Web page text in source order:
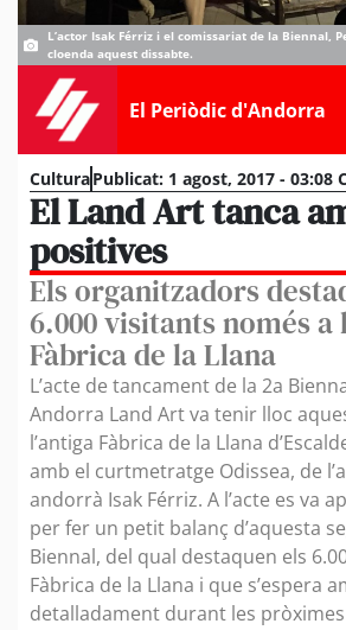
L’actor Isak Férriz i el comissariat de la Biennal,
cloenda aquest dissabte.
El Periòdic d'Andorra
CulturaPublicat: 1 agost, 2017 - 03:08
El Land Art tanca
positives
Els organitzadors
6.000 visitants només a
Fàbrica de la Llana
L’acte de tancament de la 2a
Andorra Land Art va tenir lloc
l’antiga Fàbrica de la Llana
amb el curtmetratge Odissea, de
andorrà Isak Férriz. A l’acte es va
per fer un petit balanç d’aquesta
Biennal, del qual destaquen els
Fàbrica de la Llana i que s’espera
detalladament durant les